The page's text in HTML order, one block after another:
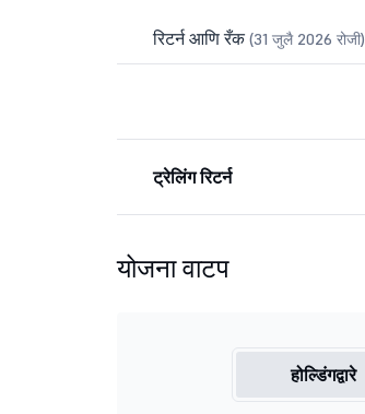
रिटर्न आणि रँक(31 जुलै 2026 रोजी)
ट्रेलिंग रिटर्न
योजना वाटप
होल्डिंगद्वारे